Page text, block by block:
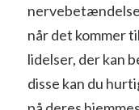
når det kommer
lidelser, der kan
disse kan du